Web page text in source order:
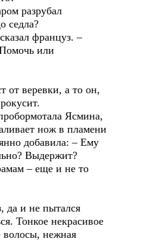
разрубал
седла?
француз. –
или
от веревки, а то он,
Ясмина,
нож в пламени
добавила: – Ему
Выдержит?
– еще и не то
да и не пытался
Тонкое некрасивое
нежная